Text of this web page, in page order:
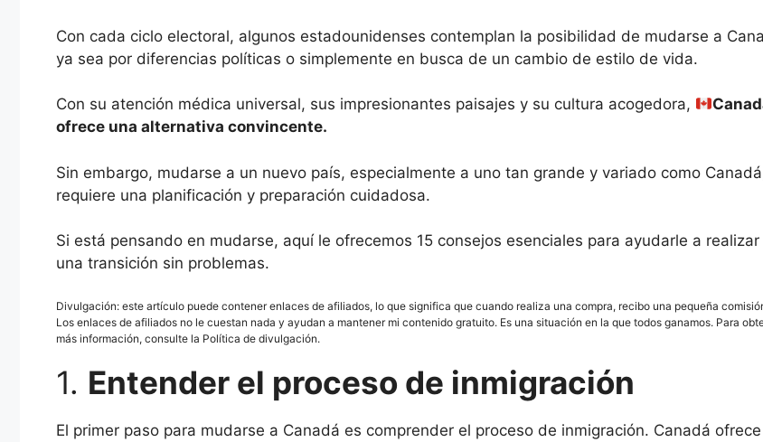
Con cada ciclo electoral, algunos estadounidenses contemplan la posibilidad de mudarse a
ya sea por diferencias políticas o simplemente en busca de un cambio de estilo de vida.
Con su atención médica universal, sus impresionantes paisajes y su cultura acogedora,
ofrece una alternativa convincente.
Sin embargo, mudarse a un nuevo país, especialmente a uno tan grande y variado como
requiere una planificación y preparación cuidadosa.
Si está pensando en mudarse, aquí le ofrecemos 15 consejos esenciales para ayudarle a realizar
una transición sin problemas.
Divulgación: este artículo puede contener enlaces de afiliados, lo que significa que cuando realiza una compra, recibo una pequeña
Los enlaces de afiliados no le cuestan nada y ayudan a mantener mi contenido gratuito. Es una situación en la que todos ganamos. Para
más información, consulte la Política de divulgación.
1. Entender el proceso de inmigración
El primer paso para mudarse a Canadá es comprender el proceso de inmigración. Canadá ofrece